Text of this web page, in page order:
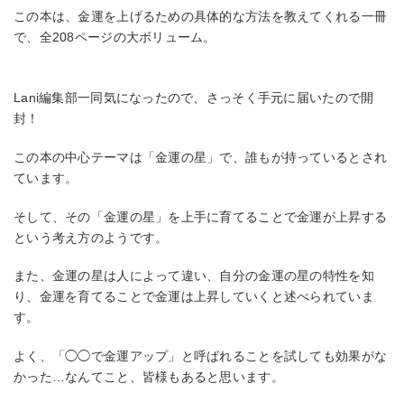
この本は、金運を上げるための具体的な方法を教えてくれる一冊
で、全208ページの大ボリューム。
Lani編集部一同気になったので、さっそく手元に届いたので開
封！
この本の中心テーマは「金運の星」で、誰もが持っているとされ
ています。
そして、その「金運の星」を上手に育てることで金運が上昇する
という考え方のようです。
また、金運の星は人によって違い、自分の金運の星の特性を知
り、金運を育てることで金運は上昇していくと述べられていま
す。
よく、「◯◯で金運アップ」と呼ばれることを試しても効果がな
かった…なんてこと、皆様もあると思います。